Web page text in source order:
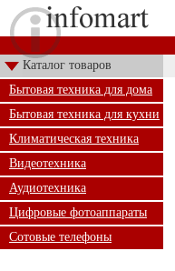
Каталог товаров
Бытовая техника для дома
Бытовая техника для кухни
Климатическая техника
Видеотехника
Аудиотехника
Цифровые фотоаппараты
Сотовые телефоны